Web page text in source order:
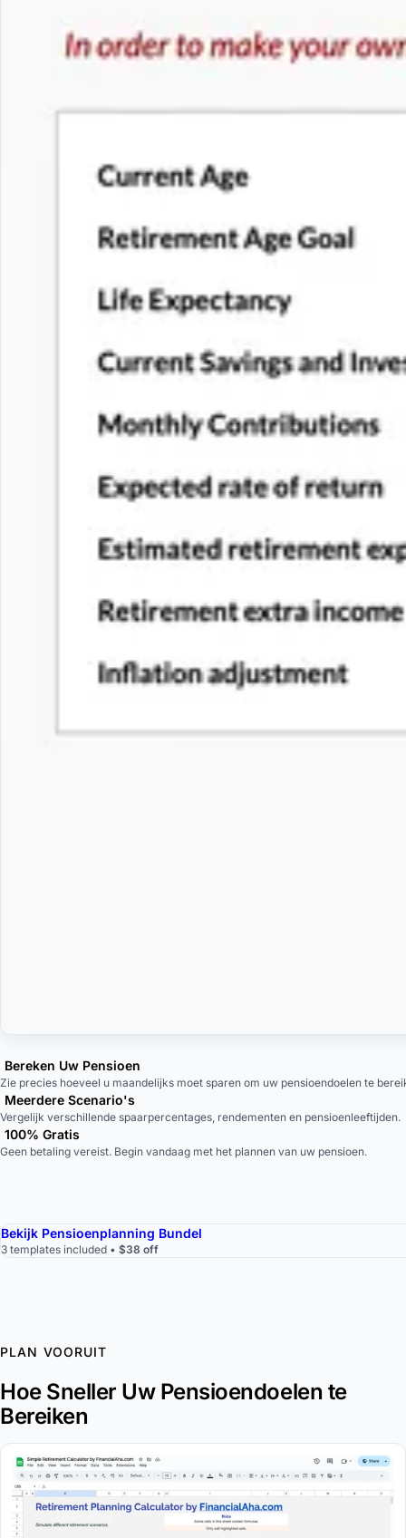
Bereken Uw Pensioen
Zie precies hoeveel u maandelijks moet sparen om uw pensioendoelen te
Meerdere Scenario's
Vergelijk verschillende spaarpercentages, rendementen en pensioenleeftijden.
100% Gratis
Geen betaling vereist. Begin vandaag met het plannen van uw pensioen.
Bekijk Pensioenplanning Bundel
3 templates included • $38 off
PLAN VOORUIT
Hoe Sneller Uw Pensioendoelen te
Bereiken